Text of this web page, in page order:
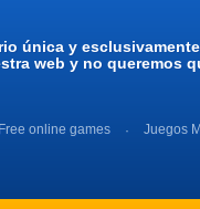
única y
web y no
Free online games Juegos